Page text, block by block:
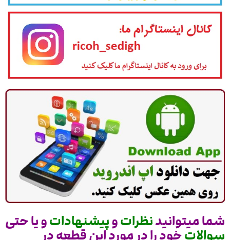
شما میتوانیدنظراتوپیشنهاداتو یا حتی
سوالاتخود را در مورد این قطعه در